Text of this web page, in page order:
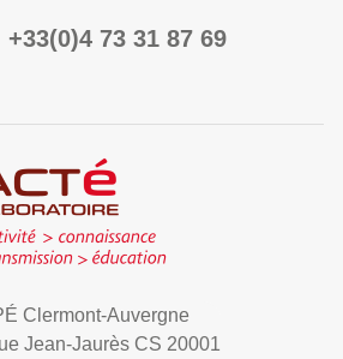
+33(0)4 73 31 87 69
Clermont-Auvergne
Jean-Jaurès CS 20001